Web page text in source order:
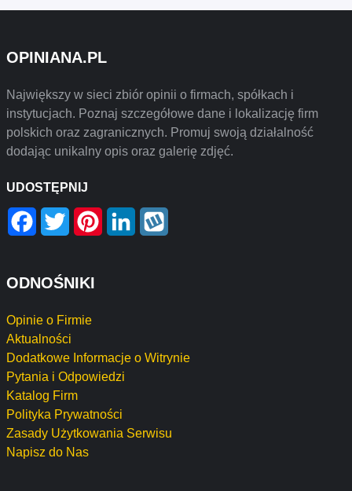
OPINIANA.PL
Największy w sieci zbiór opinii o firmach, spółkach i
instytucjach. Poznaj szczegółowe dane i lokalizację firm
polskich oraz zagranicznych. Promuj swoją działalność
dodając unikalny opis oraz galerię zdjęć.
UDOSTĘPNIJ
Facebook
Twitter PinterestLinkedIn
ODNOŚNIKI
Opinie o Firmie
Aktualności
Dodatkowe Informacje o Witrynie
Pytania i Odpowiedzi
Katalog Firm
Polityka Prywatności
Zasady Użytkowania Serwisu
Napisz do Nas